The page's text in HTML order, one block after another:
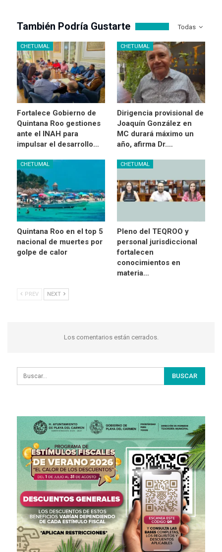
Todas
También Podría Gustarte
CHETUMAL
Fortalece Gobierno de
Quintana Roo gestiones
ante el INAH para
impulsar el desarrollo…
CHETUMAL
Dirigencia provisional de
Joaquín González en
MC durará máximo un
año, afirma Dr.…
CHETUMAL
Quintana Roo en el top 5
nacional de muertes por
golpe de calor
CHETUMAL
Pleno del TEQROO y
personal jurisdiccional
fortalecen
conocimientos en
materia…
PREV NEXT
Los comentarios están cerrados.